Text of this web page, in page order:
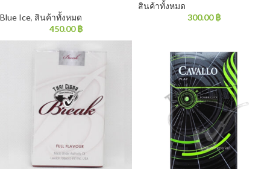
Blue Ice, สินค้าทั้งหมด
450.00฿
สินค้าทั้งหมด
300.00฿